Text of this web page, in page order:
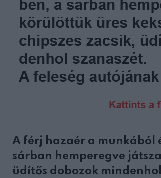
A férj hazaér a munkából
sárban hemperegve
üdítős dobozok